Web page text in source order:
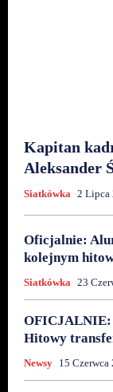
Kapitan
Aleksander
Siatkówka 2 Lipca
Oficjalnie:
kolejnym
Siatkówka 23
OFICJALNIE:
Hitowy
Newsy 15 Czerwca